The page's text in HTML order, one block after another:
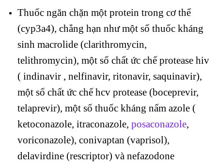
Thuốc ngăn chặn một protein trong cơ thể
(cyp3a4), chẳng hạn như một số thuốc kháng
sinh macrolide (clarithromycin,
telithromycin), một số chất ức chế protease hiv
( indinavir , nelfinavir, ritonavir, saquinavir),
một số chất ức chế hcv protease (boceprevir,
telaprevir), một số thuốc kháng nấm azole (
ketoconazole, itraconazole, posaconazole,
voriconazole), conivaptan (vaprisol),
delavirdine (rescriptor) và nefazodone